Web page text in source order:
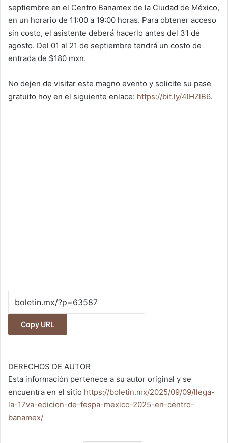
septiembre en el Centro Banamex de la Ciudad de México,
en un horario de 11:00 a 19:00 horas. Para obtener acceso
sin costo, el asistente deberá hacerlo antes del 31 de
agosto. Del 01 al 21 de septiembre tendrá un costo de
entrada de $180 mxn.
No dejen de visitar este magno evento y solicite su pase
gratuito hoy en el siguiente enlace: https://bit.ly/4lHZlB6.
Copy URL
DERECHOS DE AUTOR
Esta información pertenece a su autor original y se
encuentra en el sitio https://boletin.mx/2025/09/09/llega-
la-17va-edicion-de-fespa-mexico-2025-en-centro-
banamex/